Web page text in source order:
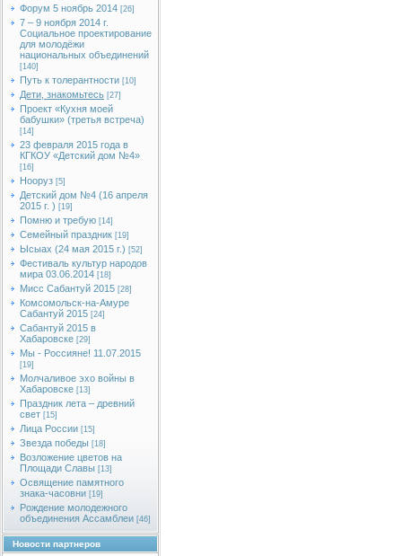
Форум 5 ноябрь 2014 [26]
7 – 9 ноября 2014 г.
Социальное проектирование
для молодёжи
национальных объединений
[140]
Путь к толерантности [10]
Дети, знакомьтесь [27]
Проект «Кухня моей
бабушки» (третья встреча)
[14]
23 февраля 2015 года в
КГКОУ «Детский дом №4»
[16]
Нооруз [5]
Детский дом №4 (16 апреля
2015 г. ) [19]
Помню и требую [14]
Семейный праздник [19]
Ысыах (24 мая 2015 г.) [52]
Фестиваль культур народов
мира 03.06.2014 [18]
Мисс Сабантуй 2015 [28]
Комсомольск-на-Амуре
Сабантуй 2015 [24]
Сабантуй 2015 в
Хабаровске [29]
Мы - Россияне! 11.07.2015
[19]
Молчаливое эхо войны в
Хабаровске [13]
Праздник лета – древний
свет [15]
Лица России [15]
Звезда победы [18]
Возложение цветов на
Площади Славы [13]
Освящение памятного
знака-часовни [19]
Рождение молодежного
объединения Ассамблеи [46]
Новости партнеров